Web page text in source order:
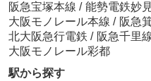
阪急宝塚本線 / 能勢電鉄妙
大阪モノレール本線 / 阪急
北大阪急行電鉄 / 阪急千里
大阪モノレール彩都
駅から探す